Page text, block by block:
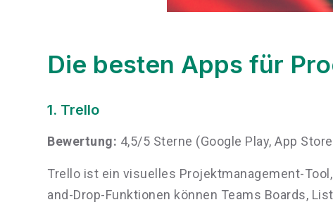
Die besten Apps für
1. Trello
Bewertung: 4,5/5 Sterne (Google Play, App
Trello ist ein visuelles Projektmanagement-
and-Drop-Funktionen können Teams Boards,